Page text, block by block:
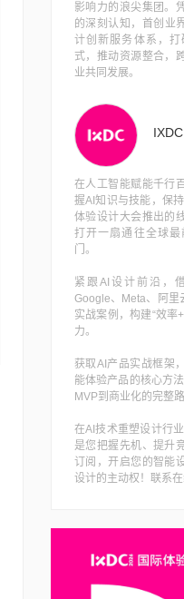
影响力的浪尖集团。
的深刻认知，首创业
计创新服务体系，
式，推动资源整合，
业共同发展。
IXDC
在人工智能赋能千行
握AI知识与技能，保
体验设计大会推出的
打开一扇通往全球
门。
紧跟AI设计前沿，
Google、Meta、阿里
实战案例，构建“效率
力。
获取AI产品实战框架
能体验产品的核心方
MVP到商业化的完整路
在AI技术重塑设计行
是您把握先机、提升
订阅，开启您的智能
设计的主动权！联系